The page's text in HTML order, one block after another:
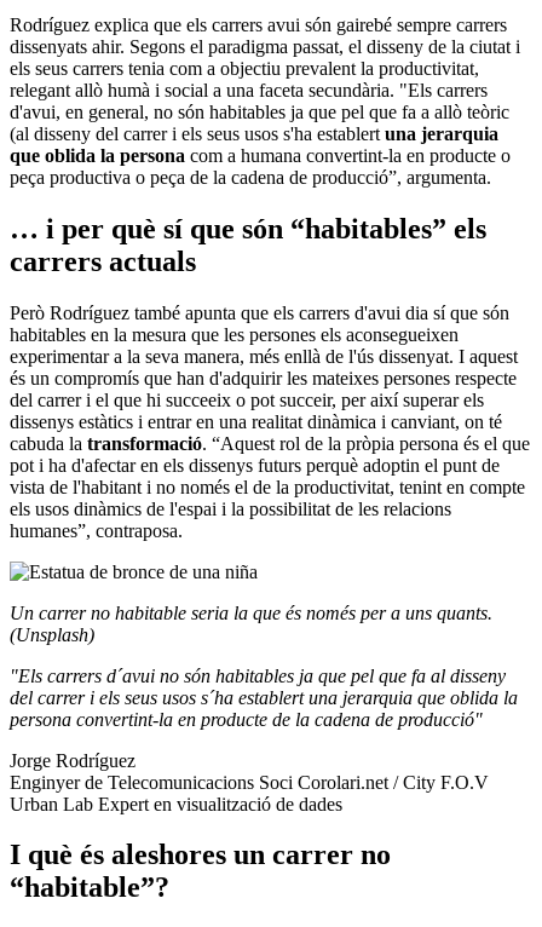
Rodríguez explica que els carrers avui són gairebé sempre carrers
dissenyats ahir. Segons el paradigma passat, el disseny de la ciutat i
els seus carrers tenia com a objectiu prevalent la productivitat,
relegant allò humà i social a una faceta secundària. "Els carrers
d'avui, en general, no són habitables ja que pel que fa a allò teòric
(al disseny del carrer i els seus usos s'ha establert una jerarquia
que oblida la persona com a humana convertint-la en producte o
peça productiva o peça de la cadena de producció”, argumenta.
… i per què sí que són “habitables” els
carrers actuals
Però Rodríguez també apunta que els carrers d'avui dia sí que són
habitables en la mesura que les persones els aconsegueixen
experimentar a la seva manera, més enllà de l'ús dissenyat. I aquest
és un compromís que han d'adquirir les mateixes persones respecte
del carrer i el que hi succeeix o pot succeir, per així superar els
dissenys estàtics i entrar en una realitat dinàmica i canviant, on té
cabuda la transformació. “Aquest rol de la pròpia persona és el que
pot i ha d'afectar en els dissenys futurs perquè adoptin el punt de
vista de l'habitant i no només el de la productivitat, tenint en compte
els usos dinàmics de l'espai i la possibilitat de les relacions
humanes”, contraposa.
Un carrer no habitable seria la que és només per a uns quants.
(Unsplash)
"Els carrers d´avui no són habitables ja que pel que fa al disseny
del carrer i els seus usos s´ha establert una jerarquia que oblida la
persona convertint-la en producte de la cadena de producció"
Jorge Rodríguez
Enginyer de Telecomunicacions Soci Corolari.net / City F.O.V
Urban Lab Expert en visualització de dades
I què és aleshores un carrer no
“habitable”?